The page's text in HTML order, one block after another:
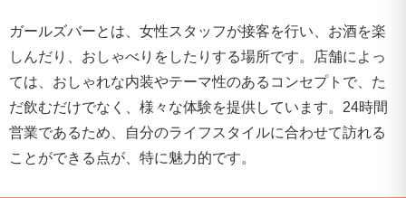
ガールズバーとは、女性スタッフが接客を行い、お酒を楽
しんだり、おしゃべりをしたりする場所です。店舗によっ
ては、おしゃれな内装やテーマ性のあるコンセプトで、た
だ飲むだけでなく、様々な体験を提供しています。24時間
営業であるため、自分のライフスタイルに合わせて訪れる
ことができる点が、特に魅力的です。